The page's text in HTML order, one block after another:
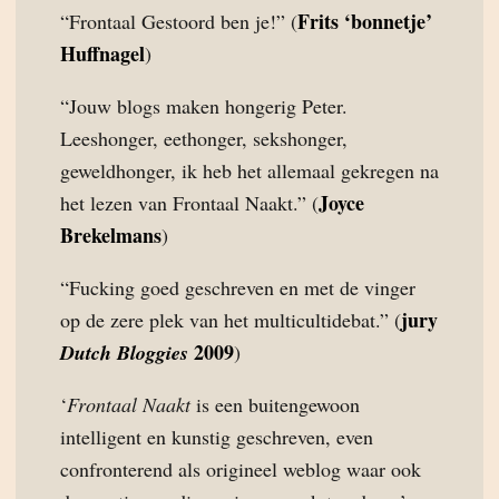
“Frontaal Gestoord ben je!” (Frits ‘bonnetje’
Huffnagel)
“Jouw blogs maken hongerig Peter.
Leeshonger, eethonger, sekshonger,
geweldhonger, ik heb het allemaal gekregen na
het lezen van Frontaal Naakt.” (Joyce
Brekelmans)
“Fucking goed geschreven en met de vinger
op de zere plek van het multicultidebat.” (jury
Dutch Bloggies 2009)
‘Frontaal Naaktis een buitengewoon
intelligent en kunstig geschreven, even
confronterend als origineel weblog waar ook